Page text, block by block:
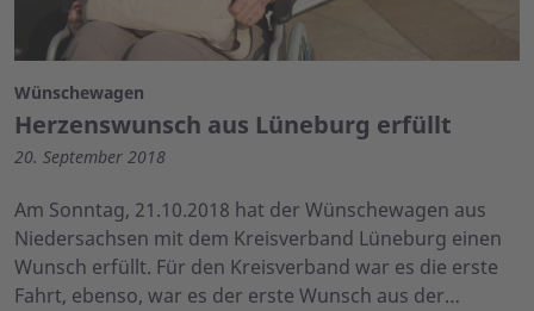
Wünschewagen
Herzenswunsch aus Lüneburg erfüllt
20. September 2018
Am Sonntag, 21.10.2018 hat der Wünschewagen aus
Niedersachsen mit dem Kreisverband Lüneburg einen
Wunsch erfüllt. Für den Kreisverband war es die erste
Fahrt, ebenso, war es der erste Wunsch aus der…